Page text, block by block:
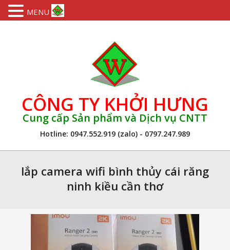
CÔNG TY KHỞI HƯNG
Cung cấp Sản phẩm và Dịch vụ CNTT
Hotline: 0947.552.919 (zalo) - 0797.247.989
Navigationlắp camera wifi bình thủy cái răng
ninh kiều cần thơ
MENU